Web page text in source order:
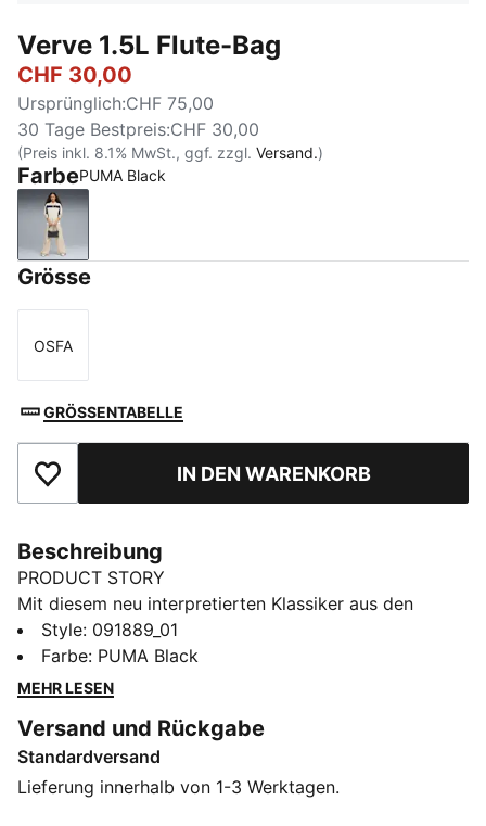
Verve 1.5L Flute-Bag
CHF 30,00
Ursprünglich:CHF 75,00
30 Tage Bestpreis:CHF 30,00
(Preis inkl. 8.1% MwSt., ggf. zzgl. Versand.)
FarbePUMA Black
PUMA Black
Grösse
Größe
OSFA
GRÖSSENTABELLE
Zu Favoriten hinzufügenIN DEN WARENKORB
Beschreibung
PRODUCT STORY
Mit diesem neu interpretierten Klassiker aus den
PUMA Archiven sorgst du für Aufsehen. Das
einzigartige Design verfügt über ein Hauptfach mit
Zwei-Wege-Reißverschluss, einen verstellbaren Riemen
mit Reißverschluss für deine Essentials. Bei der Verve
Flute-Bag, die vom Style der 2000er-Jahre inspiriert
ist, trifft Sport auf Eleganz.
Style: 091889_01
Farbe: PUMA Black
MEHR LESEN
Versand und Rückgabe
Standardversand
Lieferung innerhalb von 1-3 Werktagen.